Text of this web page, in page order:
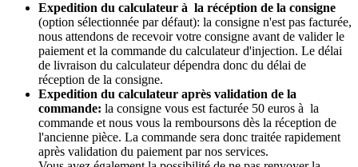
Expedition du calculateur à la récéption de la consigne
(option sélectionnée par défaut): la consigne n'est pas facturée,
nous attendons de recevoir votre consigne avant de valider le
paiement et la commande du calculateur d'injection. Le délai
de livraison du calculateur dépendra donc du délai de
réception de la consigne.
Expedition du calculateur après validation de la
commande: la consigne vous est facturée 50 euros à la
commande et nous vous la remboursons dès la réception de
l'ancienne pièce. La commande sera donc traitée rapidement
après validation du paiement par nos services.